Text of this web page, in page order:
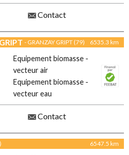
Contact
- GRANZAY GRIPT (79) 6535.3 km
Equipement biomasse -
vecteur air
Equipement biomasse -
vecteur eau
Contact
6547.5 km